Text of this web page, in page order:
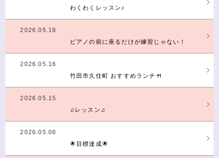
わくわくレッスン♪
2026.05.18
ピアノの前に座るだけが練習じゃない！
2026.05.16
竹田市久住町 おすすめランチ🍴
2026.05.15
♫レッスン♫
2026.05.06
🌟目標達成🌟